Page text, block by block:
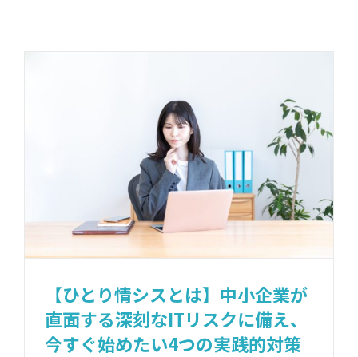
【ひとり情シスとは】中小企業が
直面する深刻なITリスクに備え、
今すぐ始めたい4つの実践的対策